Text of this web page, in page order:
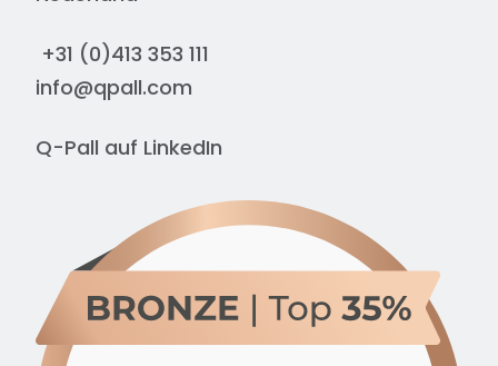
+31 (0)413 353 111
info@qpall.com
Q-Pall auf LinkedIn